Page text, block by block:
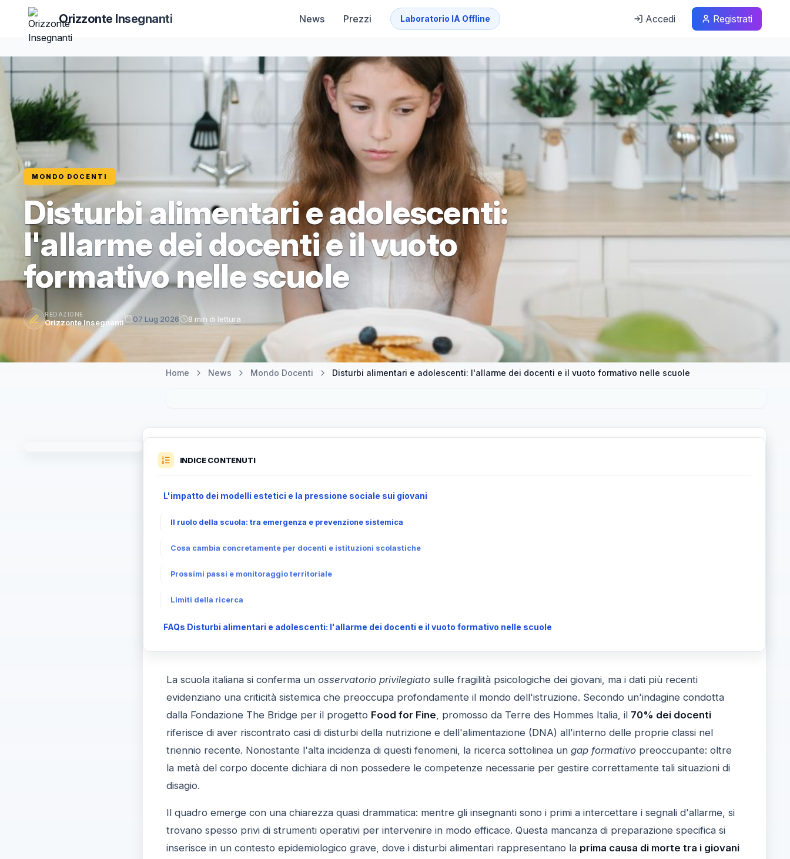
Orizzonte Insegnanti News Prezzi Laboratorio IA Offline Accedi Registrati
MONDO DOCENTI
Disturbi alimentari e adolescenti:
l'allarme dei docenti e il vuoto
formativo nelle scuole
REDAZIONE
Orizzonte Insegnanti 07 Lug 2026 8 min di lettura
Home News Mondo Docenti Disturbi alimentari e adolescenti: l'allarme dei docenti e il vuoto formativo nelle scuole
INDICE CONTENUTI
L'impatto dei modelli estetici e la pressione sociale sui giovani
Il ruolo della scuola: tra emergenza e prevenzione sistemica
Cosa cambia concretamente per docenti e istituzioni scolastiche
Prossimi passi e monitoraggio territoriale
Limiti della ricerca
FAQs Disturbi alimentari e adolescenti: l'allarme dei docenti e il vuoto formativo nelle scuole
La scuola italiana si conferma un osservatorio privilegiatosulle fragilità psicologiche dei giovani, ma i dati più recenti
evidenziano una criticità sistemica che preoccupa profondamente il mondo dell'istruzione. Secondo un'indagine condotta
dalla Fondazione The Bridge per il progetto Food for Fine, promosso da Terre des Hommes Italia, il 70% dei docenti
riferisce di aver riscontrato casi di disturbi della nutrizione e dell'alimentazione (DNA) all'interno delle proprie classi nel
triennio recente. Nonostante l'alta incidenza di questi fenomeni, la ricerca sottolinea un gap formativopreoccupante: oltre
la metà del corpo docente dichiara di non possedere le competenze necessarie per gestire correttamente tali situazioni di
disagio.
Il quadro emerge con una chiarezza quasi drammatica: mentre gli insegnanti sono i primi a intercettare i segnali d'allarme, si
trovano spesso privi di strumenti operativi per intervenire in modo efficace. Questa mancanza di preparazione specifica si
inserisce in un contesto epidemiologico grave, dove i disturbi alimentari rappresentano la prima causa di morte tra i giovani